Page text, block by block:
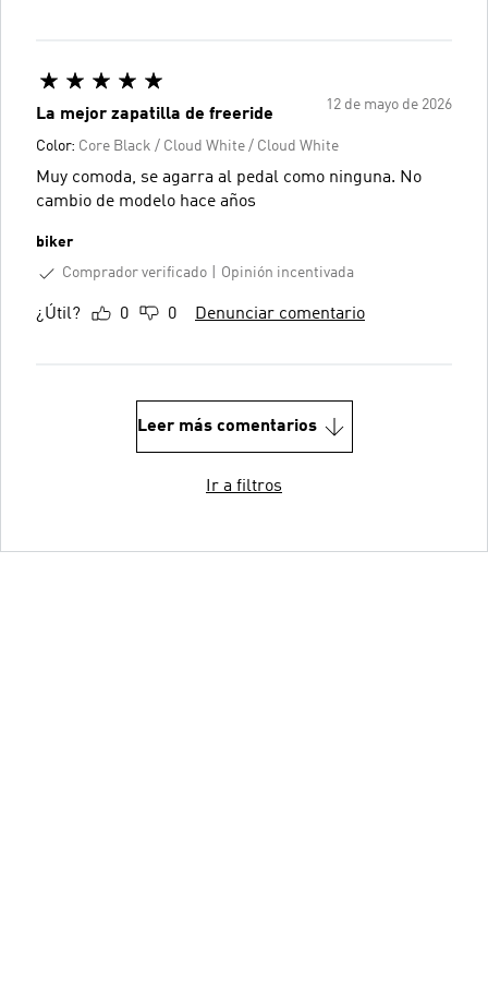
12 de mayo de 2026
La mejor zapatilla de freeride
Color: Core Black / Cloud White / Cloud White
Muy comoda, se agarra al pedal como ninguna. No
cambio de modelo hace años
biker
Comprador verificado
Opinión incentivada
¿Útil? 0 0 Denunciar comentario
Leer más comentarios
Ir a filtros